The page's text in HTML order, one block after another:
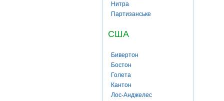
Нитра
Партизанське
США
Бивертон
Бостон
Голета
Кантон
Лос-Анджелес